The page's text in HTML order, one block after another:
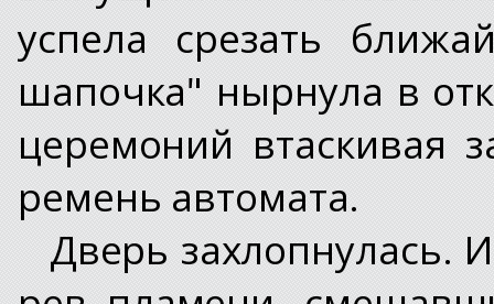
успела срезать
шапочка" нырнула в
церемоний втаскивая
ремень автомата.
Дверь захлопнулась.